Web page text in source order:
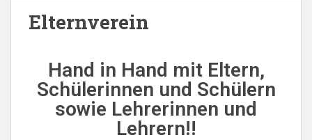
Elternverein
Hand in Hand mit Eltern,
Schülerinnen und Schülern
sowie Lehrerinnen und
Lehrern!!